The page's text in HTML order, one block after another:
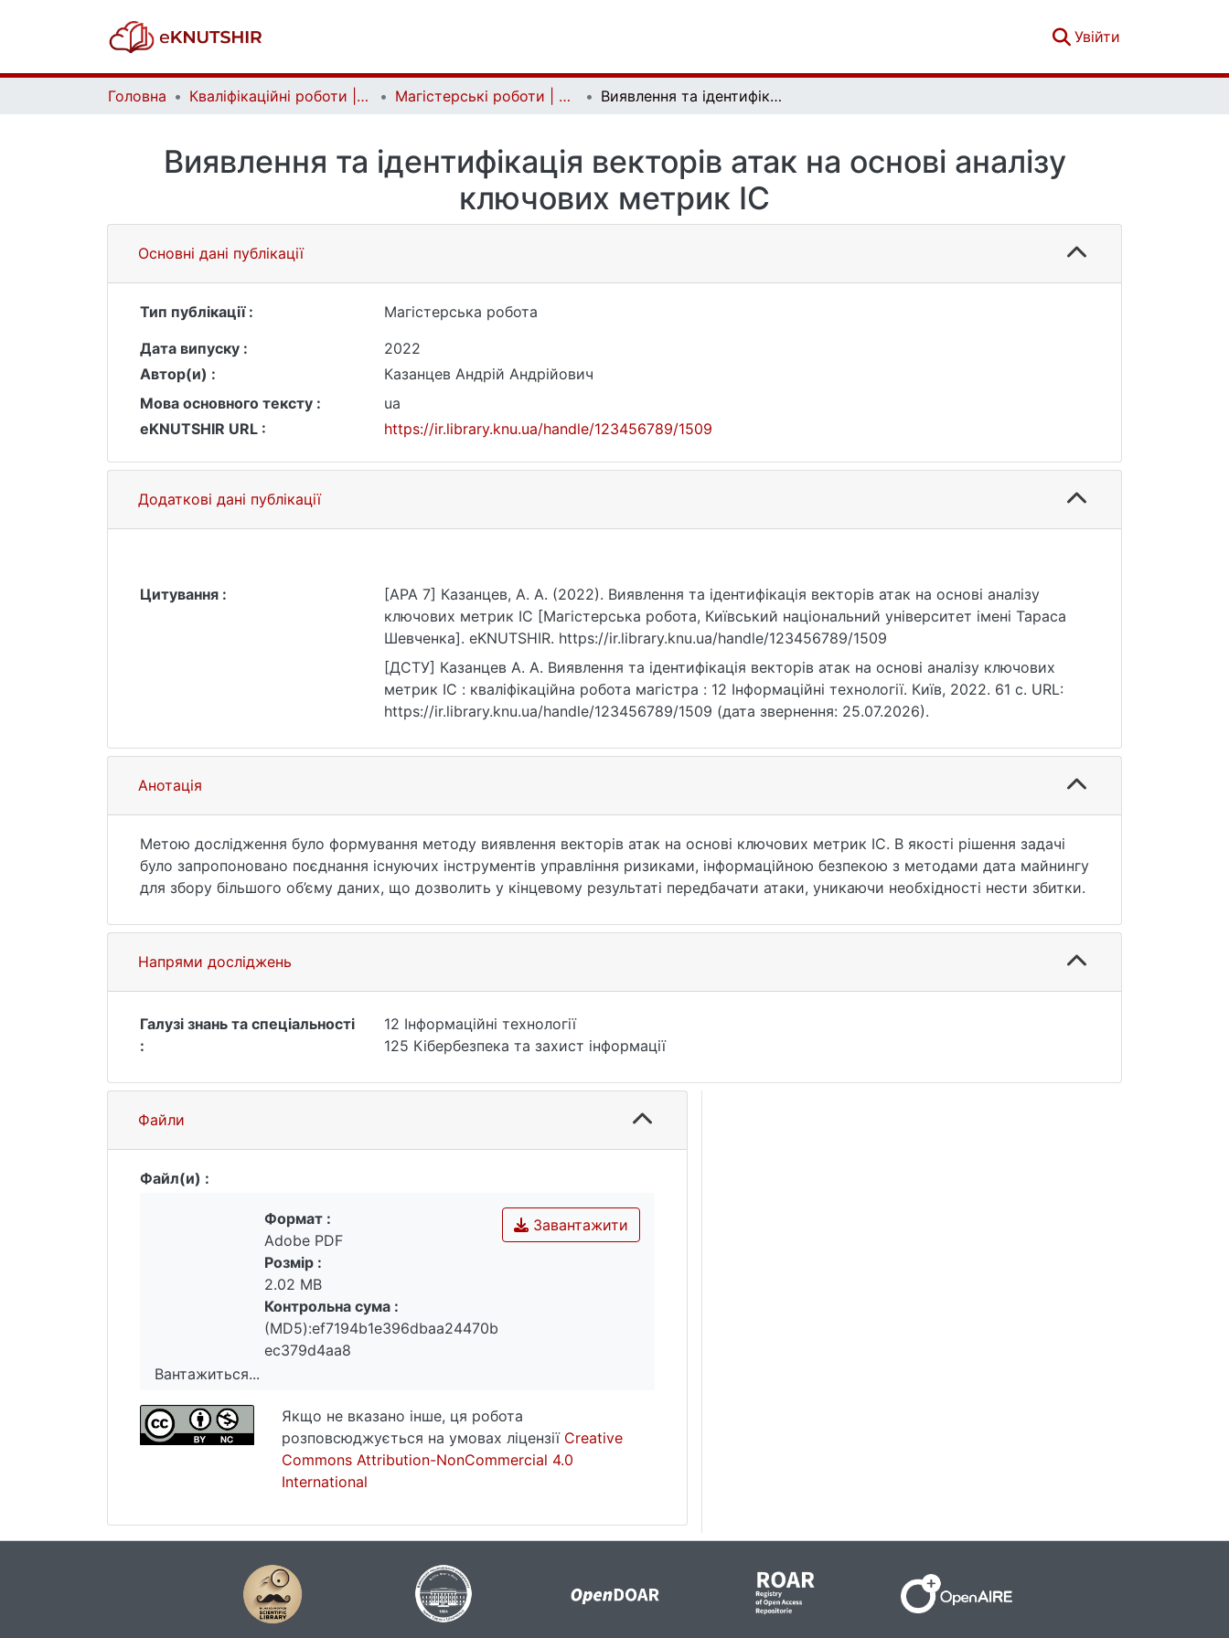
Увійти
Головна Кваліфікаційні роботи | Qualifying works Магістерські роботи | Master's theses Виявлення та ідентифікація векторів атак на основі аналізу ключових метрик ІС
Виявлення та ідентифікація векторів атак на основі аналізу
ключових метрик ІС
Основні дані публікації
Тип публікації :
Магістерська робота
Дата випуску :
2022
Автор(и) :
Казанцев Андрій Андрійович
Мова основного тексту :
ua
eKNUTSHIR URL :
https://ir.library.knu.ua/handle/123456789/1509
Додаткові дані публікації
Цитування :
[APA 7] Казанцев, А. А. (2022). Виявлення та ідентифікація векторів атак на основі аналізу
ключових метрик ІС [Магістерська робота, Київський національний університет імені Тараса
Шевченка]. eKNUTSHIR. https://ir.library.knu.ua/handle/123456789/1509
[ДСТУ] Казанцев А. А. Виявлення та ідентифікація векторів атак на основі аналізу ключових
метрик ІС : кваліфікаційна робота магістра : 12 Інформаційні технології. Київ, 2022. 61 с. URL:
https://ir.library.knu.ua/handle/123456789/1509 (дата звернення: 25.07.2026).
Анотація
Метою дослідження було формування методу виявлення векторів атак на основі ключових метрик ІС. В якості рішення задачі
було запропоновано поєднання існуючих інструментів управління ризиками, інформаційною безпекою з методами дата майнингу
для збору більшого об’єму даних, що дозволить у кінцевому результаті передбачати атаки, уникаючи необхідності нести збитки.
Напрями досліджень
Галузі знань та спеціальності
:
12 Інформаційні технології
125 Кібербезпека та захист інформації
Файли
Файл(и) :
Вантажиться...
Вантажиться...
Завантажити
Формат :
Adobe PDF
Розмір :
2.02 MB
Контрольна сума :
(MD5):ef7194b1e396dbaa24470b
ec379d4aa8
Якщо не вказано інше, ця робота
розповсюджується на умовах ліцензії Creative
Commons Attribution-NonCommercial 4.0
International